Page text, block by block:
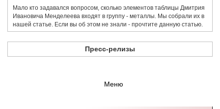
Мало кто задавался вопросом, сколько элементов таблицы Дмитрия
Ивановича Менделеева входят в группу - металлы. Мы собрали их в
нашей статье. Если вы об этом не знали - прочтите данную статью.
Пресс-релизы
Меню